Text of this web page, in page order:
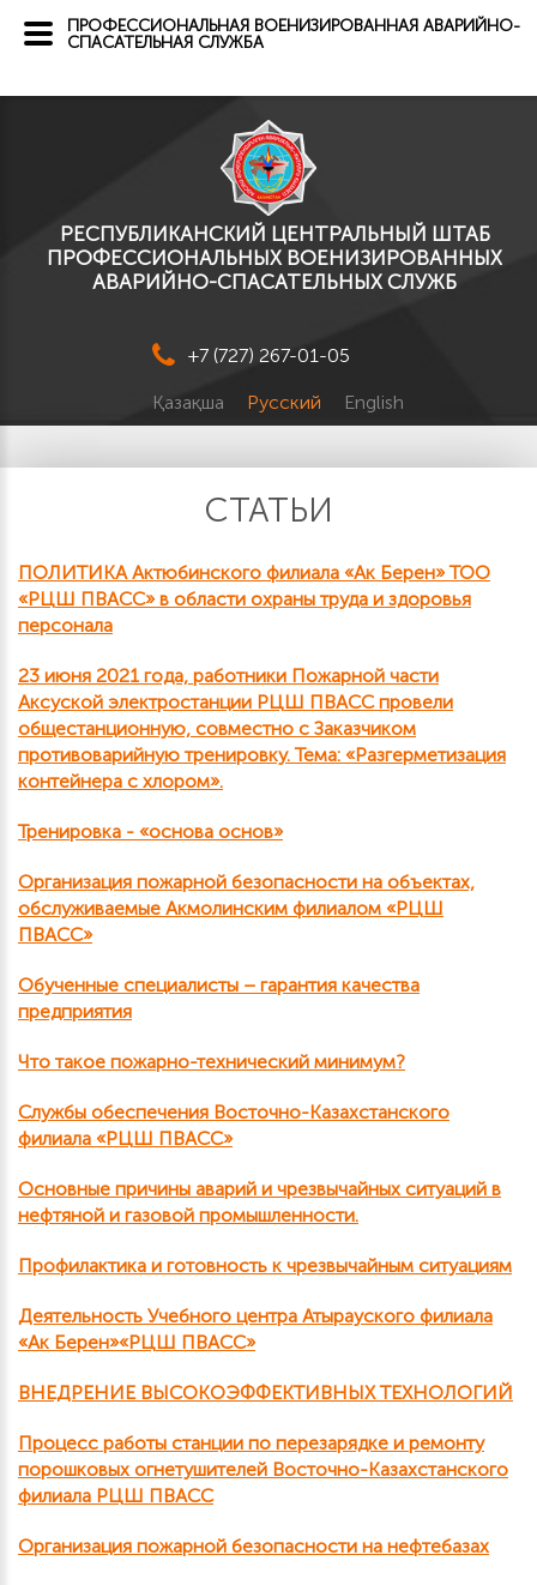
РЕСПУБЛИКАНСКИЙ ЦЕНТРАЛЬНЫЙ ШТАБ
ПРОФЕССИОНАЛЬНЫХ ВОЕНИЗИРОВАННЫХ
АВАРИЙНО-СПАСАТЕЛЬНЫХ СЛУЖБ
+7 (727) 267-01-05
Қазақша Русский English
СТАТЬИ
ПОЛИТИКА Актюбинского филиала «Ак Берен» ТОО
«РЦШ ПВАСС» в области охраны труда и здоровья
персонала
23 июня 2021 года, работники Пожарной части
Аксуской электростанции РЦШ ПВАСС провели
общестанционную, совместно с Заказчиком
противоварийную тренировку. Тема: «Разгерметизация
контейнера с хлором».
Тренировка - «основа основ»
Организация пожарной безопасности на объектах,
обслуживаемые Акмолинским филиалом «РЦШ
ПВАСС»
Обученные специалисты – гарантия качества
предприятия
Что такое пожарно-технический минимум?
Службы обеспечения Восточно-Казахстанского
филиала «РЦШ ПВАСС»
Основные причины аварий и чрезвычайных ситуаций в
нефтяной и газовой промышленности.
Профилактика и готовность к чрезвычайным ситуациям
Деятельность Учебного центра Атырауского филиала
«Ак Берен»«РЦШ ПВАСС»
ВНЕДРЕНИЕ ВЫСОКОЭФФЕКТИВНЫХ ТЕХНОЛОГИЙ
Процесс работы станции по перезарядке и ремонту
порошковых огнетушителей Восточно-Казахстанского
филиала РЦШ ПВАСС
Организация пожарной безопасности на нефтебазах
ПРОФЕССИОНАЛЬНАЯ ВОЕНИЗИРОВАННАЯ АВАРИЙНО-
СПАСАТЕЛЬНАЯ СЛУЖБА